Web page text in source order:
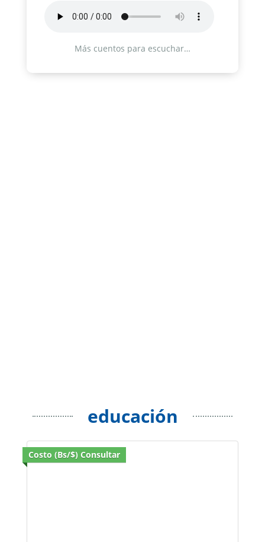
Más cuentos para escuchar…
educación
Costo (Bs/$) Consultar